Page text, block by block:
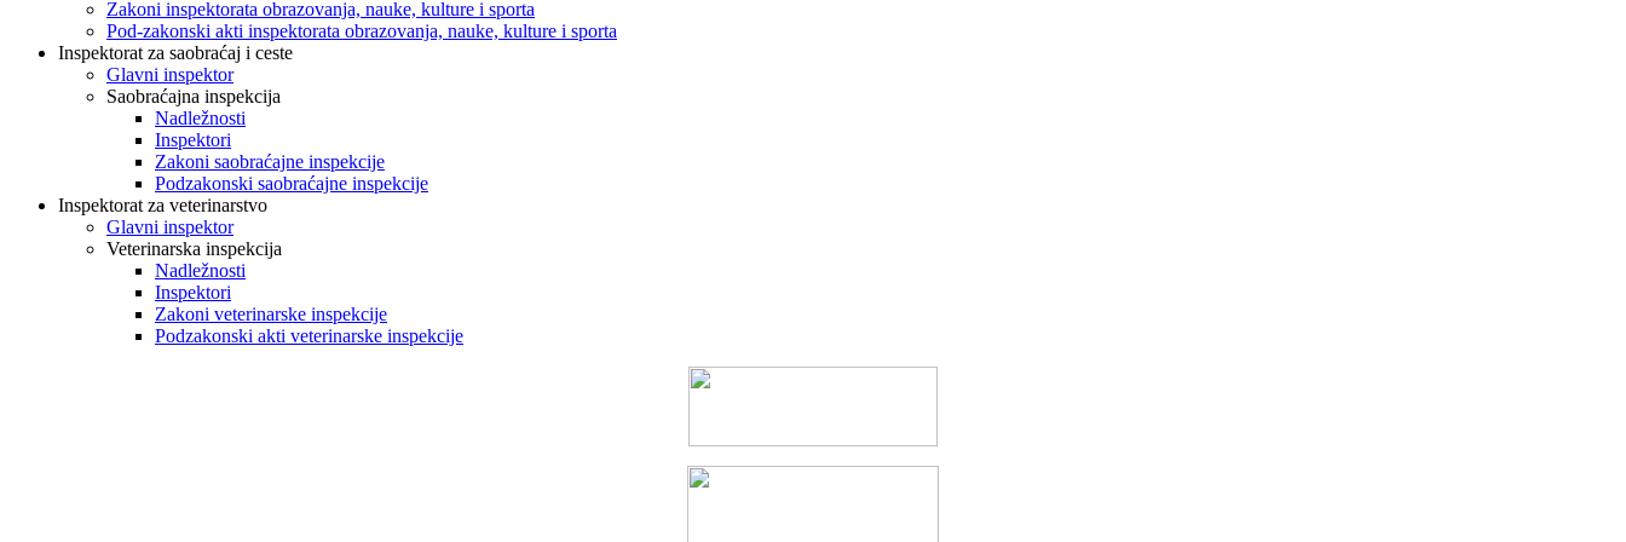
Zakoni inspektorata obrazovanja, nauke, kulture i sporta
Pod-zakonski akti inspektorata obrazovanja, nauke, kulture i sporta
Inspektorat za saobraćaj i ceste
Glavni inspektor
Saobraćajna inspekcija
Nadležnosti
Inspektori
Zakoni saobraćajne inspekcije
Podzakonski saobraćajne inspekcije
Inspektorat za veterinarstvo
Glavni inspektor
Veterinarska inspekcija
Nadležnosti
Inspektori
Zakoni veterinarske inspekcije
Podzakonski akti veterinarske inspekcije